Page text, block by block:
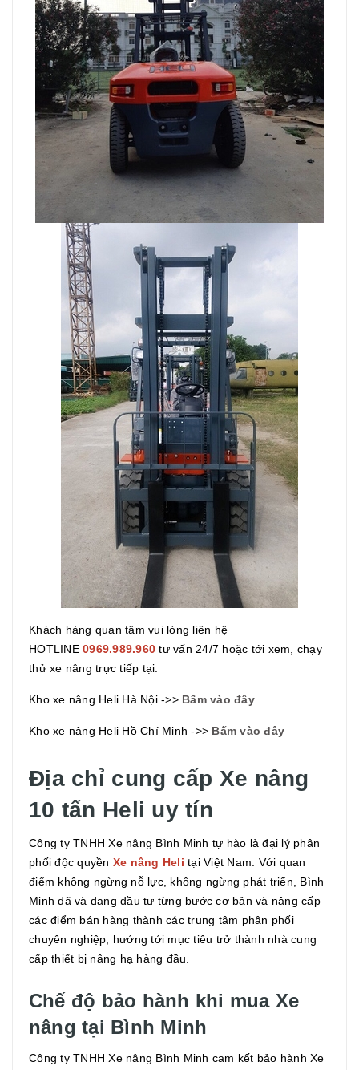
Khách hàng quan tâm vui lòng liên hệ
HOTLINE 0969.989.960 tư vấn 24/7 hoặc tới xem, chạy
thử xe nâng trực tiếp tại:
Kho xe nâng Heli Hà Nội ->> Bấm vào đây
Kho xe nâng Heli Hồ Chí Minh ->> Bấm vào đây
Địa chỉ cung cấp Xe nâng
10 tấn Heli uy tín
Công ty TNHH Xe nâng Bình Minh tự hào là đại lý phân
phối độc quyền Xe nâng Heli tại Việt Nam. Với quan
điểm không ngừng nỗ lực, không ngừng phát triển, Bình
Minh đã và đang đầu tư từng bước cơ bản và nâng cấp
các điểm bán hàng thành các trung tâm phân phối
chuyên nghiệp, hướng tới mục tiêu trở thành nhà cung
cấp thiết bị nâng hạ hàng đầu.
Chế độ bảo hành khi mua Xe
nâng tại Bình Minh
Công ty TNHH Xe nâng Bình Minh cam kết bảo hành Xe